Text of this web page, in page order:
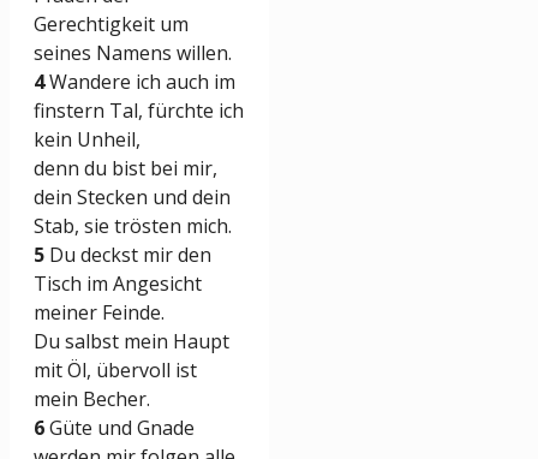
Gerechtigkeit um
seines Namens willen.
4Wandere ich auch im
finstern Tal, fürchte ich
kein Unheil,
denn du bist bei mir,
dein Stecken und dein
Stab, sie trösten mich.
5 Du deckst mir den
Tisch im Angesicht
meiner Feinde.
Du salbst mein Haupt
mit Öl, übervoll ist
mein Becher.
6Güte und Gnade